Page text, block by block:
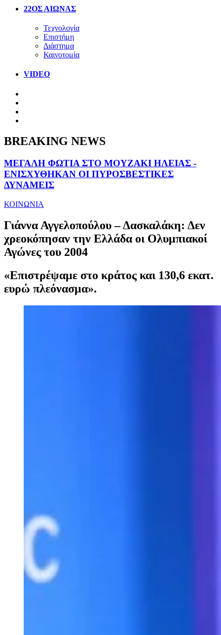
22ΟΣ ΑΙΩΝΑΣ
Τεχνολογία
Επιστήμη
Διάστημα
Καινοτομία
VIDEO
BREAKING NEWS
ΜΕΓΑΛΗ ΦΩΤΙΑ ΣΤΟ ΜΟΥΖΑΚΙ ΗΛΕΙΑΣ -
ΕΝΙΣΧΥΘΗΚΑΝ ΟΙ ΠΥΡΟΣΒΕΣΤΙΚΕΣ
ΔΥΝΑΜΕΙΣ
ΚΟΙΝΩΝΙΑ
Γιάννα Αγγελοπούλου – Δασκαλάκη: Δεν
χρεοκόπησαν την Ελλάδα οι Ολυμπιακοί
Αγώνες του 2004
«Επιστρέψαμε στο κράτος και 130,6 εκατ.
ευρώ πλεόνασμα».